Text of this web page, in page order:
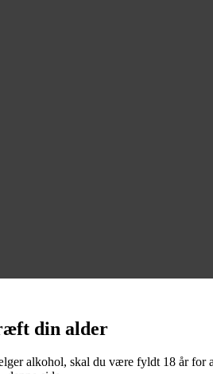
din alder
alkohol, skal du være fyldt 18 år for